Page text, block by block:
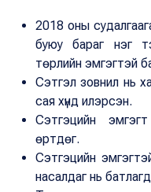
2018 оны
буюу бараг нэг
төрлийн эмгэгтэй
Сэтгэл зовнил нь
сая хүнд илэрсэн.
Сэтгэцийн эмгэгт
өртдөг.
Сэтгэцийн эмгэгтэй
насалдаг нь